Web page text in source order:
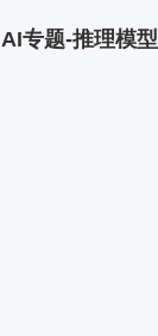
AI专题-推理模型